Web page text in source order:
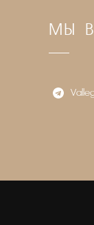
МЫ В